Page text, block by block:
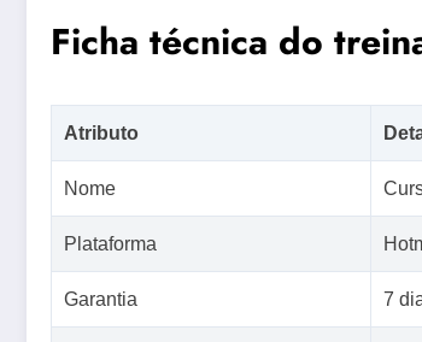
Ficha técnica do
Atributo
Nome
Plataforma
Garantia 7